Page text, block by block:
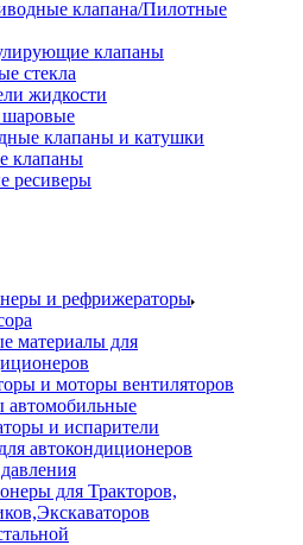
клапана/Пилотные
клапаны
стекла
жидкости
клапаны и катушки
клапаны
ресиверы
и рефрижераторы
материалы для
и моторы вентиляторов
автомобильные
и испарители
автокондиционеров
для Тракторов,